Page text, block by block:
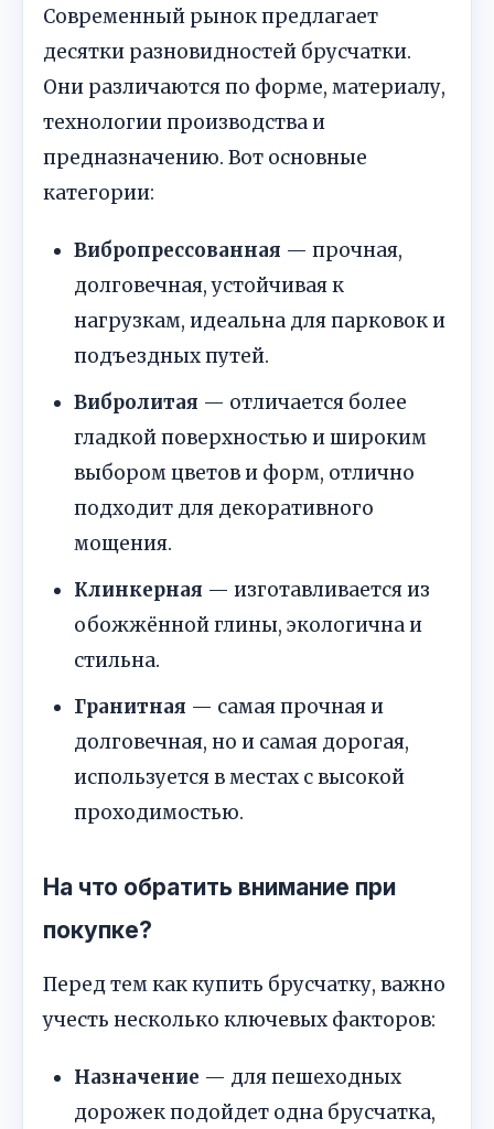
Современный рынок предлагает
десятки разновидностей брусчатки.
Они различаются по форме, материалу,
технологии производства и
предназначению. Вот основные
категории:
Вибропрессованная — прочная,
долговечная, устойчивая к
нагрузкам, идеальна для парковок и
подъездных путей.
Вибролитая — отличается более
гладкой поверхностью и широким
выбором цветов и форм, отлично
подходит для декоративного
мощения.
Клинкерная — изготавливается из
обожжённой глины, экологична и
стильна.
Гранитная — самая прочная и
долговечная, но и самая дорогая,
используется в местах с высокой
проходимостью.
На что обратить внимание при
покупке?
Перед тем как купить брусчатку, важно
учесть несколько ключевых факторов:
Назначение — для пешеходных
дорожек подойдет одна брусчатка,